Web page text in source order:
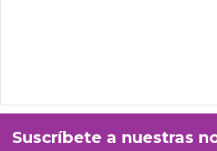
Suscríbete a nuestras